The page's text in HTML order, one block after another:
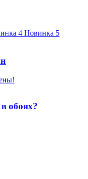
4 Новинка 5
обоях?